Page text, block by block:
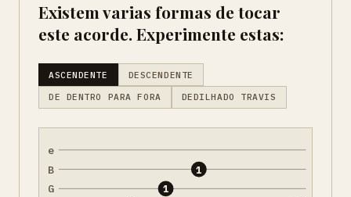
Existem varias formas de tocar
este acorde. Experimente estas:
ASCENDENTE DESCENDENTE
DE DENTRO PARA FORA DEDILHADO TRAVIS
e
B
G 1
1